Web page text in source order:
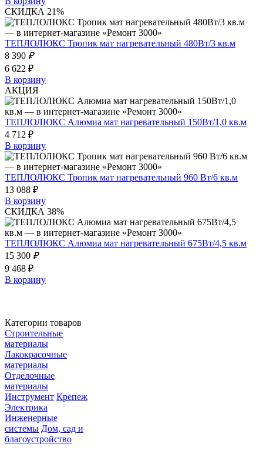
СКИДКА 21%
ТЕПЛОЛЮКС Тропик мат нагревательный 480Вт/3 кв.м
8 390 ₽
6 622 ₽
В корзину
АКЦИЯ
ТЕПЛОЛЮКС Алюмиа мат нагревательный 150Вт/1,0 кв.м
4 712 ₽
В корзину
ТЕПЛОЛЮКС Тропик мат нагревательный 960 Вт/6 кв.м
13 088 ₽
В корзину
СКИДКА 38%
ТЕПЛОЛЮКС Алюмиа мат нагревательный 675Вт/4,5 кв.м
15 300 ₽
9 468 ₽
В корзину
Категории товаров
Строительные
материалы
Лакокрасочные
материалы
Отделочные
материалы
Инструмент Крепеж
Электрика
Инженерные
системы Дом, сад и
благоустройство